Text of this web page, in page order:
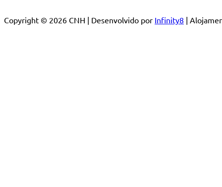
Copyright © 2026 CNH | Desenvolvido por Infinity8 |